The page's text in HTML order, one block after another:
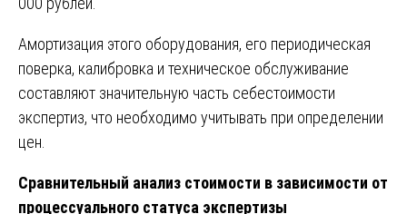
Амортизация этого оборудования, его периодическая
поверка, калибровка и техническое обслуживание
составляют значительную часть себестоимости
экспертиз, что необходимо учитывать при определении
цен.
Сравнительный анализ стоимости в зависимости от
процессуального статуса экспертизы